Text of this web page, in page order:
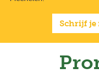
Schrijf je